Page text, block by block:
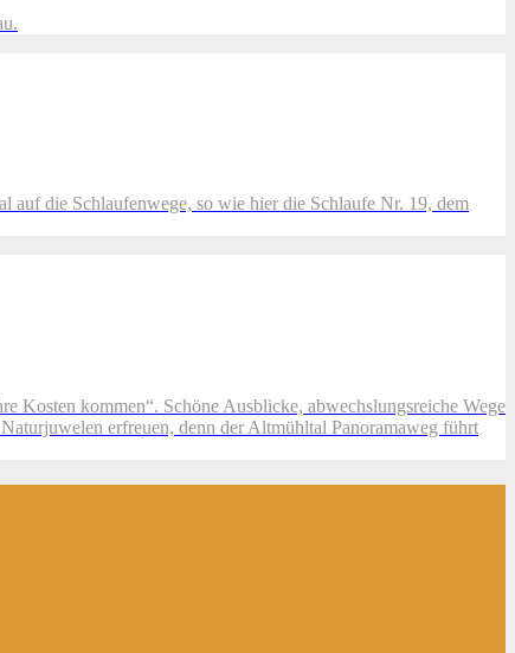
auf die Schlaufenwege, so wie hier die Schlaufe Nr. 19, dem
Kosten kommen“. Schöne Ausblicke, abwechslungsreiche Wege
erfreuen, denn der Altmühltal Panoramaweg führt